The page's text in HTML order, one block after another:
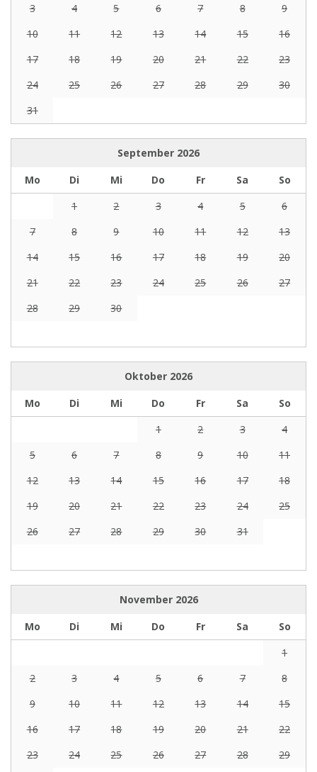
3
4 5 6 7 8
9
10
11 12 13 14 15
16
17
18 19 20 21 22
23
24
25 26 27 28 29
30
31
September 2026
Mo
Di Mi Do Fr Sa
So
1
2 3 4 5
6
7
8 9 10 11 12
13
14
15 16 17 18 19
20
21
22 23 24 25 26
27
28
29 30
Oktober 2026
Mo
Di Mi Do Fr Sa
So
1
2 3
4
5
6 7 8 9 10
11
12
13 14 15 16 17
18
19
20 21 22 23 24
25
26
27 28 29 30 31
November 2026
Mo
Di Mi Do Fr Sa
So
1
2
3 4 5 6 7
8
9
10 11 12 13 14
15
16
17 18 19 20 21
22
23
24 25 26 27 28
29